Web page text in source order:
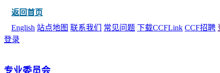
返回首页
English 站点地图 联系我们 常见问题 下载CCFLink CCF招聘
登录
专业委员会